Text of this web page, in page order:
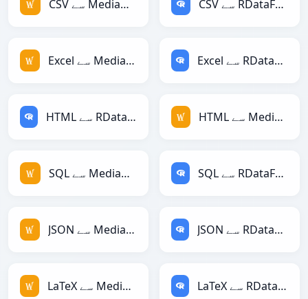
CSV سے MediaWiki CSV سے RDataFrame
Excel سے MediaWiki Excel سے RDataFrame
HTML سے RDataFrame HTML سے MediaWiki
SQL سے MediaWiki SQL سے RDataFrame
JSON سے MediaWiki JSON سے RDataFrame
LaTeX سے MediaWiki LaTeX سے RDataFrame